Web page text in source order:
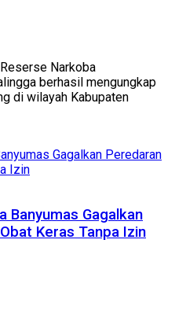
Narkoba
berhasil mengungkap
di wilayah Kabupaten
Banyumas Gagalkan
Keras Tanpa Izin